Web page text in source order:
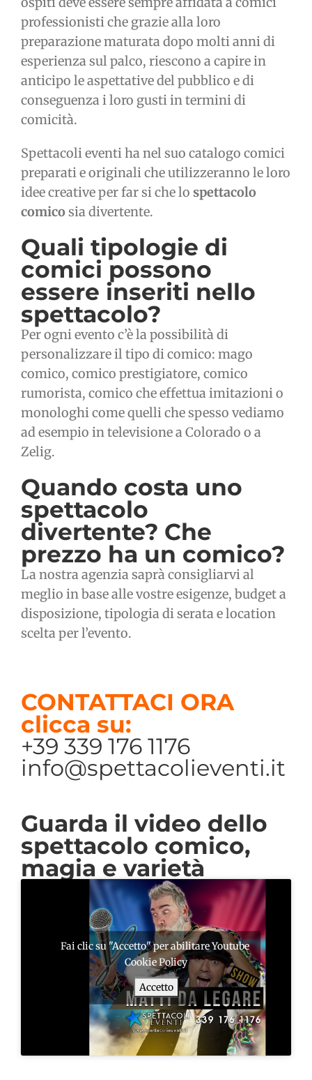
professionisti che grazie alla loro
preparazione maturata dopo molti anni di
esperienza sul palco, riescono a capire in
anticipo le aspettative del pubblico e di
conseguenza i loro gusti in termini di
comicità.
Spettacoli eventi ha nel suo catalogo comici
preparati e originali che utilizzeranno le loro
idee creative per far si che lo spettacolo
comicosia divertente.
Quali tipologie di
comici possono
essere inseriti nello
spettacolo?
Per ogni evento c’è la possibilità di
personalizzare il tipo di comico: mago
comico, comico prestigiatore, comico
rumorista, comico che effettua imitazioni o
monologhi come quelli che spesso vediamo
ad esempio in televisione a Colorado o a
Zelig.
Quando costa uno
spettacolo
divertente? Che
prezzo ha un comico?
La nostra agenzia saprà consigliarvi al
meglio in base alle vostre esigenze, budget a
disposizione, tipologia di serata e location
scelta per l’evento.
CONTATTACI ORA
clicca su:
+39 339 176 1176
info@spettacolieventi.it
Guarda il video dello
spettacolo comico,
magia e varietà
Fai clic su "Accetto" per abilitare Youtube
Cookie Policy
Accetto